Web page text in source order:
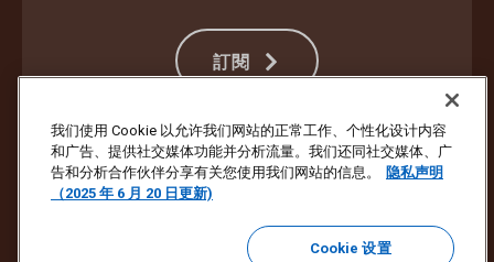
訂閱
防止詐欺 條款及限制 網站使用條款 隱私權聲明 Cookie 設定
版權所有 ©1994－2026 United Parcel Service of America, Inc.。保留一
切權利。不想再收到電子郵件的最新訊息？ 請在這裡取消訂閱
若要更新其他所有 UPS 電子郵件偏好設定或取消訂閱 UPS 行銷電子郵
我们使用 Cookie 以允许我们网站的正常工作、个性化设计内容
和广告、提供社交媒体功能并分析流量。我们还同社交媒体、广
告和分析合作伙伴分享有关您使用我们网站的信息。
隐私声明
（2025 年 6 月 20 日更新)
Cookie 设置